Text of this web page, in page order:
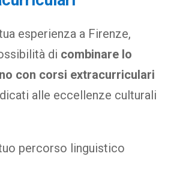
esperienza a Firenze,
di combinare lo
con corsi extracurriculari
alle eccellenze culturali
percorso linguistico